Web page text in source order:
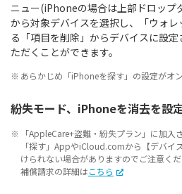
ニュー(iPhoneの場合は上部ドロップ
から対象デバイスを選択し、「ウォ
る「項目を削除」からデバイスに設
ただくことができます。
あらかじめ「iPhoneを探す」の設定がオ
紛失モード、iPhoneを消去を設
「AppleCare+盗難・紛失プラン」に加入
「探す」AppやiCloud.comから【デバイ
けられない場合がありますのでご注意くだ
補償請求の詳細はこちら